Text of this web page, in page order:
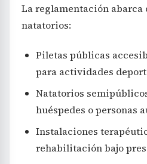
La reglamentación
natatorios:
Piletas públicas
para actividades
Natatorios
huéspedes o personas
Instalaciones
rehabilitación bajo